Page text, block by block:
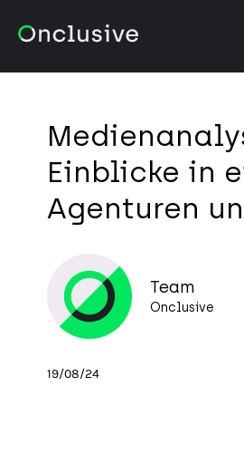
Einblicke in
Agenturen
Team
Onclusive
19/08/24